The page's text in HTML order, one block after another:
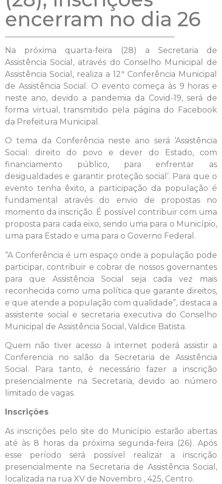
encerram no dia 26
Na próxima quarta-feira (28) a Secretaria de
Assistência Social, através do Conselho Municipal de
Assistência Social, realiza a 12ª Conferência Municipal
de Assistência Social. O evento começa às 9 horas e
neste ano, devido a pandemia da Covid-19, será de
forma virtual, transmitido pela página do Facebook
da Prefeitura Municipal.
O tema da Conferência neste ano será ‘Assistência
Social: direito do povo e dever do Estado, com
financiamento público, para enfrentar as
desigualdades e garantir proteção social’. Para que o
evento tenha êxito, a participação da população é
fundamental através do envio de propostas no
momento da inscrição. É possível contribuir com uma
proposta para cada eixo, sendo uma para o Município,
uma para Estado e uma para o Governo Federal.
“A Conferência é um espaço onde a população pode
participar, contribuir e cobrar de nossos governantes
para que Assistência Social seja cada vez mais
reconhecida como uma política que garante direitos,
e que atende a população com qualidade”, destaca a
assistente social e secretaria executiva do Conselho
Municipal de Assistência Social, Valdice Batista.
Quem não tiver acesso à internet poderá assistir a
Conferencia no salão da Secretaria de Assistência
Social. Para tanto, é necessário fazer a inscrição
presencialmente na Secretaria, devido ao número
limitado de vagas.
Inscrições
As inscrições pelo site do Município estarão abertas
até às 8 horas da próxima segunda-feira (26). Após
esse período será possível realizar a inscrição
presencialmente na Secretaria de Assistência Social,
localizada na rua XV de Novembro , 425, Centro.